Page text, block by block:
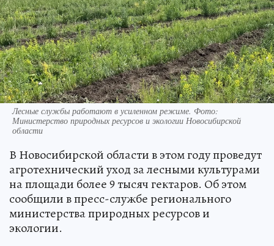
Лесные службы работают в усиленном режиме. Фото:
Министерство природных ресурсов и экологии Новосибирской
области
В Новосибирской области в этом году проведут
агротехнический уход за лесными культурами
на площади более 9 тысяч гектаров. Об этом
сообщили в пресс-службе регионального
министерства природных ресурсов и
экологии.